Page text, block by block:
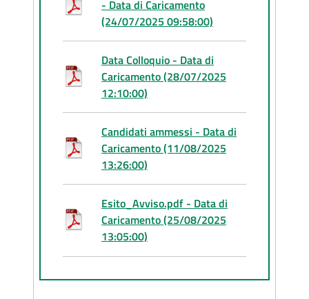
- Data di Caricamento
(24/07/2025 09:58:00)
Data Colloquio - Data di
Caricamento (28/07/2025
12:10:00)
Candidati ammessi - Data di
Caricamento (11/08/2025
13:26:00)
Esito_Avviso.pdf - Data di
Caricamento (25/08/2025
13:05:00)